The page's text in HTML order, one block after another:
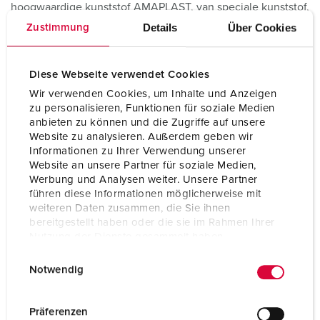
Zustimmung Details Über Cookies
Diese Webseite verwendet Cookies
Wir verwenden Cookies, um Inhalte und Anzeigen
zu personalisieren, Funktionen für soziale Medien
anbieten zu können und die Zugriffe auf unsere
Website zu analysieren. Außerdem geben wir
Informationen zu Ihrer Verwendung unserer
Website an unsere Partner für soziale Medien,
Werbung und Analysen weiter. Unsere Partner
führen diese Informationen möglicherweise mit
weiteren Daten zusammen, die Sie ihnen
bereitgestellt haben oder die sie im Rahmen Ihrer
Notwendig
Präferenzen
hoogwaardige kunststof AMAPLAST, van speciale kunststof,
die bijzonder beschermt tegen chemicaliën en andere
van roestvrij staal:
WAND- EN OPBOUWMONTAGE
Stroomverdeler voor het plafond